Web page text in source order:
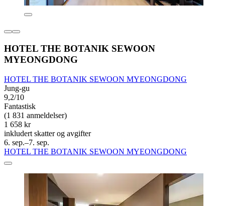
HOTEL THE BOTANIK SEWOON
MYEONGDONG
HOTEL THE BOTANIK SEWOON MYEONGDONG
Jung-gu
9,2/10
Fantastisk
(1 831 anmeldelser)
1 658 kr
inkludert skatter og avgifter
6. sep.–7. sep.
HOTEL THE BOTANIK SEWOON MYEONGDONG